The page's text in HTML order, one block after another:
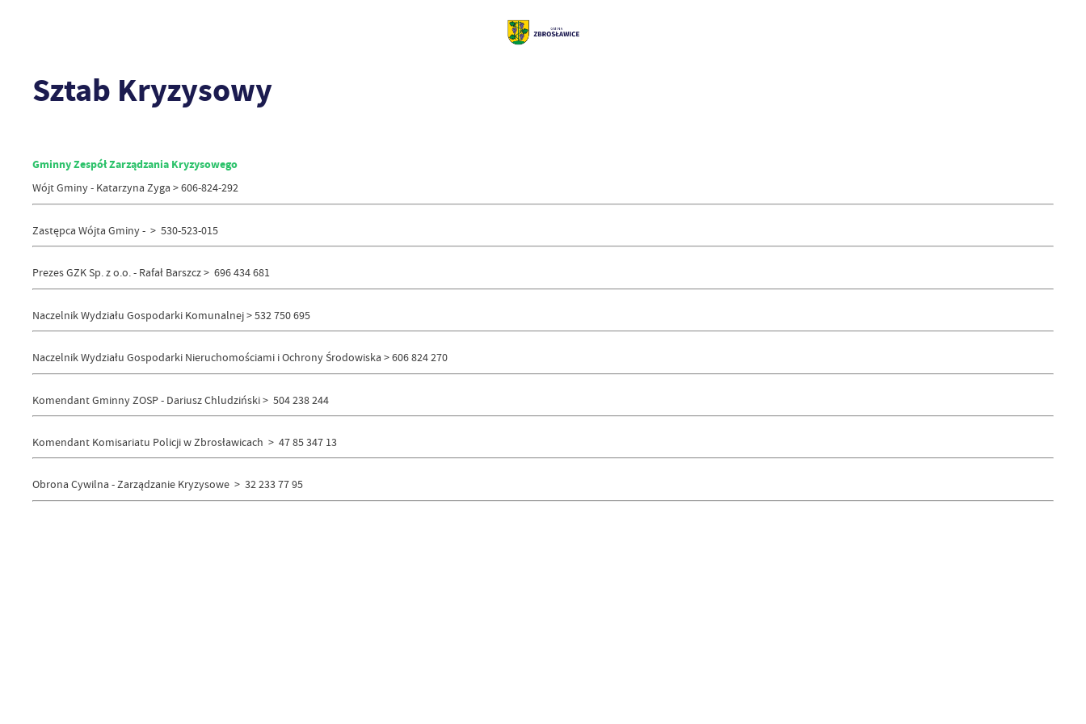
Sztab Kryzysowy
Gminny Zespół Zarządzania Kryzysowego
Wójt Gminy - Katarzyna Zyga > 606-824-292
Zastępca Wójta Gminy - > 530-523-015
Prezes GZK Sp. z o.o. - Rafał Barszcz > 696 434 681
Naczelnik Wydziału Gospodarki Komunalnej > 532 750 695
Naczelnik Wydziału Gospodarki Nieruchomościami i Ochrony Środowiska > 606 824 270
Komendant Gminny ZOSP - Dariusz Chludziński > 504 238 244
Komendant Komisariatu Policji w Zbrosławicach > 47 85 347 13
Obrona Cywilna - Zarządzanie Kryzysowe > 32 233 77 95